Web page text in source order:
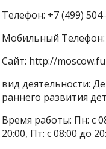
Телефон: +7 (499)
Мобильный Телефон:
Сайт: http://
вид деятельности:
раннего развития
Время работы: Пн: с
20:00, Пт: с 08:00 до